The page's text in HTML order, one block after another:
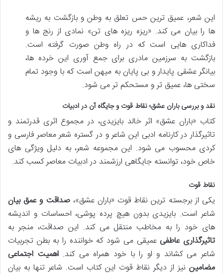
این شعر، عمیق ترین حس تعلق به وطن و بازگشت به ریشه
ها را بیان می کند. «ریزه ریزه های تن» نمادی از رنج ها و
فداکاری هایی است که در راه وطن صورت گرفته است.
بازگشت به سرزمین مادری برای جمع آوری این خرده ها،
بیانگر عشقی پایدار و بی پایان به میهن است که با وجود تمام
سختی ها، عمیق تر و مستحکم تر می شود.
نقد و بررسی باران عشق؛ نقاط قوت و جایگاه آن در ادبیات
کتاب «باران عشق» اثر خالد بایزیدی، در مجموع اثری قدرتمند و
تاثیرگذار در کارنامه ادبی این شاعر و در گستره شعر معاصر فارسی و
کردی محسوب می شود. این مجموعه شعر، به دلیل ویژگی های
خاص خود، توانسته جایگاهی ارزشمند در ادبیات معاصر کسب کند.
نقاط قوت
یکی از برجسته ترین نقاط قوت «باران عشق»،صداقت و عمق بیان
شاعر است. بایزیدی بدون هیچ پرده پوشی، احساسات و اندیشه
های خود را به مخاطب منتقل می کند. این صداقت، منجر به
تاثیرگذاری عاطفیعمیقی می شود که خواننده را به بطن تجربیات
شاعر می کشاند و او را با خود همراه می کند.اهمیت اجتماعی
مضامین نیز از دیگر نقاط قوت این کتاب است. شاعر تنها به بیان